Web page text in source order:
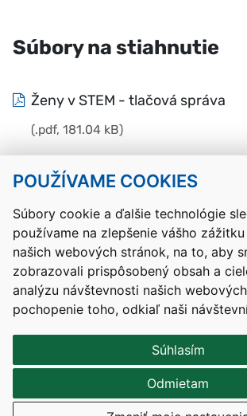
POUŽÍVAME COOKIES
Súbory cookie a ďalšie technológie
používame na zlepšenie vášho
našich webových stránok, na to, aby
zobrazovali prispôsobený obsah a
analýzu návštevnosti našich
pochopenie toho, odkiaľ naši
Súhlasím
Odmietam
Súbory na stiahnutie
Ženy v STEM - tlačová správa
(.pdf, 181.04 kB)
Kontakty Mapa stránky RSS
Vyhlásenie o
Nastavenia cookies
Prevádzkovateľom služby je Ministerstvo
vývoja a mládeže Slovenskej republiky.